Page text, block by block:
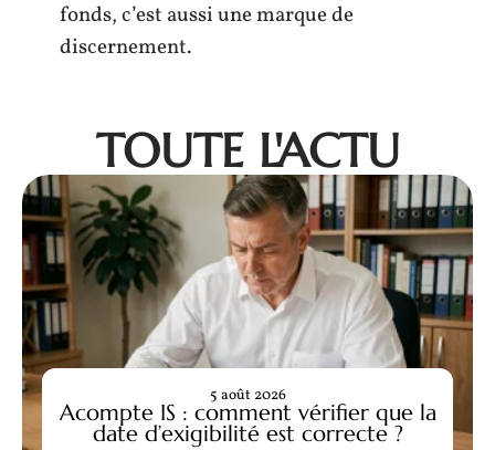
fonds, c’est aussi une marque de
discernement.
TOUTE L'ACTU
Acompte IS : comment vérifier que la
date d’exigibilité est correcte ?
5 août 2026